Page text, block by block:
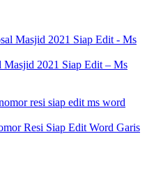
Masjid 2021 Siap Edit – Ms
Resi Siap Edit Word Garis